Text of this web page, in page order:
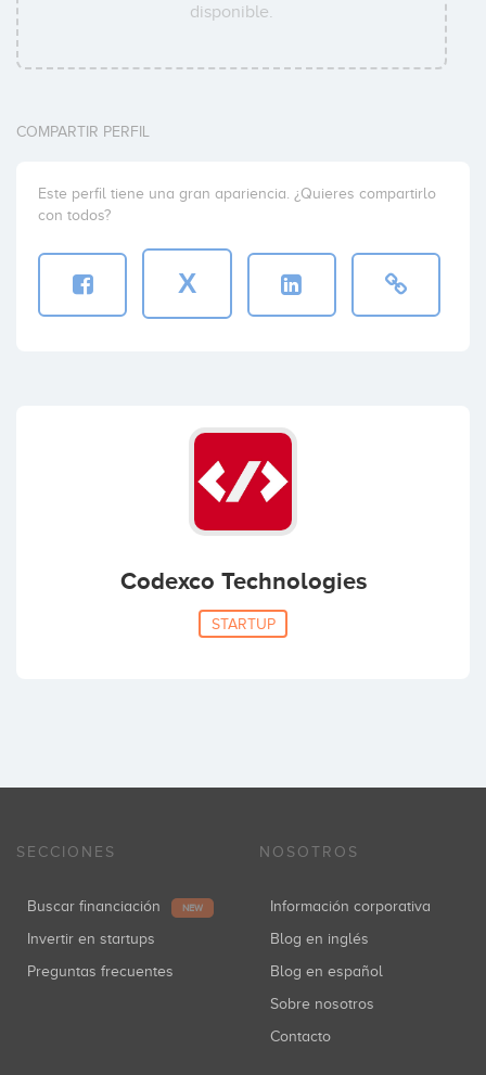
disponible.
COMPARTIR PERFIL
Este perfil tiene una gran apariencia. ¿Quieres compartirlo
con todos?
X
Codexco Technologies
STARTUP
SECCIONES
Buscar financiación NEW
Invertir en startups
Preguntas frecuentes
NOSOTROS
Información corporativa
Blog en inglés
Blog en español
Sobre nosotros
Contacto